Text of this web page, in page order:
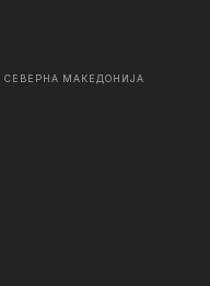
СЕВЕРНА МАКЕДОНИЈА